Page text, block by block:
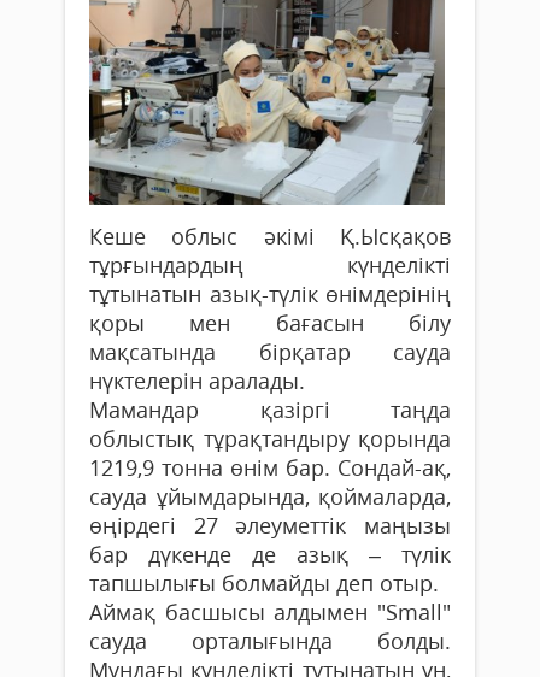
Кеше облыс әкімі Қ.Ысқақов
тұрғындардың күнделікті
тұтынатын азық-түлік өнімдерінің
қоры мен бағасын білу
мақсатында бірқатар сауда
нүктелерін аралады.
Мамандар қазіргі таңда
облыстық тұрақтандыру қорында
1219,9 тонна өнім бар. Сондай-ақ,
сауда ұйымдарында, қоймаларда,
өңірдегі 27 әлеуметтік маңызы
бар дүкенде де азық – түлік
тапшылығы болмайды деп отыр.
Аймақ басшысы алдымен "Small"
сауда орталығында болды.
Мұндағы күнделікті тұтынатын ұн,